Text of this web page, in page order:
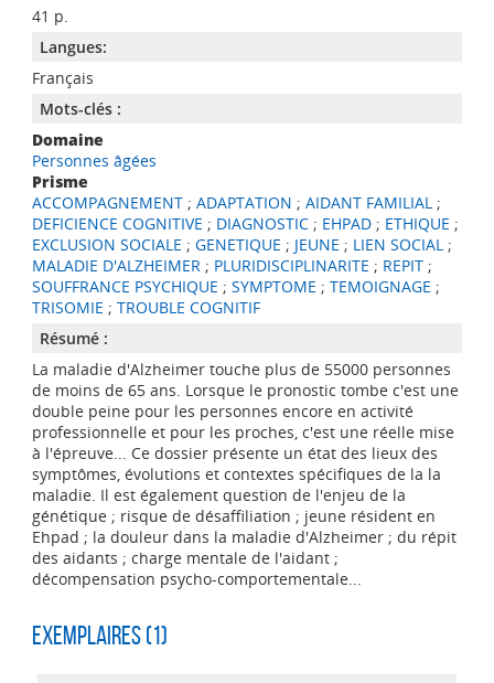
41 p.
Langues:
Français
Mots-clés :
Domaine
Personnes âgées
Prisme
ACCOMPAGNEMENT; ADAPTATION ; AIDANT FAMILIAL;
DEFICIENCE COGNITIVE ; DIAGNOSTIC; EHPAD; ETHIQUE ;
EXCLUSION SOCIALE ; GENETIQUE ; JEUNE ; LIEN SOCIAL;
MALADIE D'ALZHEIMER; PLURIDISCIPLINARITE ; REPIT;
SOUFFRANCE PSYCHIQUE ; SYMPTOME ; TEMOIGNAGE ;
TRISOMIE ; TROUBLE COGNITIF
Résumé :
La maladie d'Alzheimer touche plus de 55000 personnes
de moins de 65 ans. Lorsque le pronostic tombe c'est une
double peine pour les personnes encore en activité
professionnelle et pour les proches, c'est une réelle mise
à l'épreuve... Ce dossier présente un état des lieux des
symptômes, évolutions et contextes spécifiques de la la
maladie. Il est également question de l'enjeu de la
génétique ; risque de désaffiliation ; jeune résident en
Ehpad ; la douleur dans la maladie d'Alzheimer ; du répit
des aidants ; charge mentale de l'aidant ;
décompensation psycho-comportementale...
Exemplaires (1)